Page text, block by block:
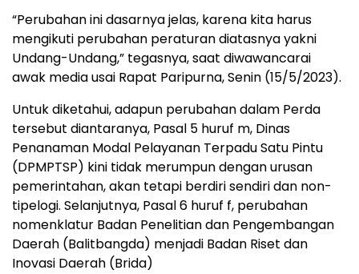
“Perubahan ini dasarnya jelas, karena kita harus
mengikuti perubahan peraturan diatasnya yakni
Undang-Undang,” tegasnya, saat diwawancarai
awak media usai Rapat Paripurna, Senin (15/5/2023).
Untuk diketahui, adapun perubahan dalam Perda
tersebut diantaranya, Pasal 5 huruf m, Dinas
Penanaman Modal Pelayanan Terpadu Satu Pintu
(DPMPTSP) kini tidak merumpun dengan urusan
pemerintahan, akan tetapi berdiri sendiri dan non-
tipelogi. Selanjutnya, Pasal 6 huruf f, perubahan
nomenklatur Badan Penelitian dan Pengembangan
Daerah (Balitbangda) menjadi Badan Riset dan
Inovasi Daerah (Brida)